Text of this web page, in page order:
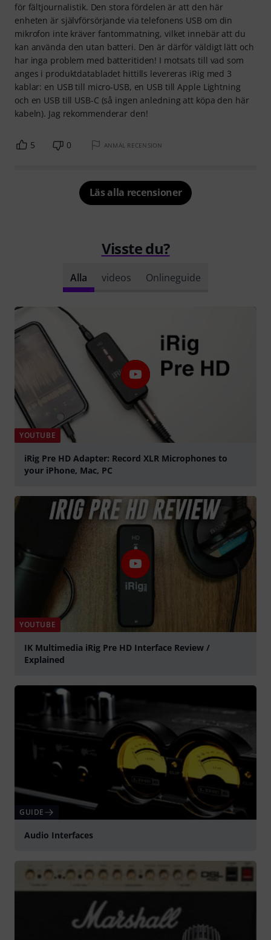
för fältjournalistik. Den stora fördelen är att den här
enheten är självförsörjande via telefonens USB om din
mikrofon inte kräver fantommatning, vilket innebär att du
kan använda den utan batteri. Den är därför väldigt lätt och
har inga problem med batteritiden! I motsats till vad som
anges i produktdatabladet hittills levereras iRig med 3
kablar: en USB till micro-USB, en USB till Apple Lightning
och en USB till USB-C (så ingen anledning att köpa den här
kabeln). Jag rekommenderar den!
5 0 ANMÄL RECENSION
Läs alla recensioner
Visste du?
Alla videos Onlineguide
YOUTUBE
iRig Pre HD Adapter: Record XLR Microphones to
your iPhone, Mac, PC
YOUTUBE
IK Multimedia iRig Pre HD Interface Review /
Explained
GUIDE
Audio Interfaces